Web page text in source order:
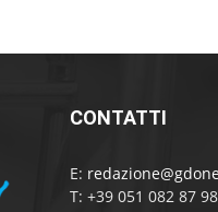
CONTATTI
E:
T: +39 051 082 87